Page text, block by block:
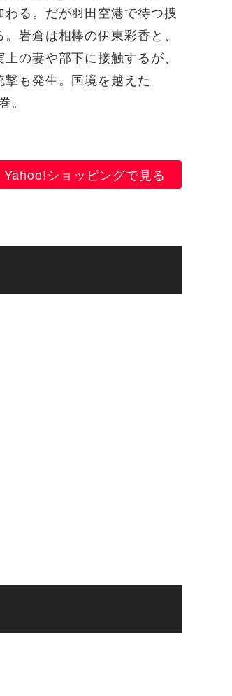
る。だが羽田空港で待つ捜
岩倉は相棒の伊東彩香と、
の妻や部下に接触するが、
も発生。国境を越えた
。
Yahoo!ショッピングで見る